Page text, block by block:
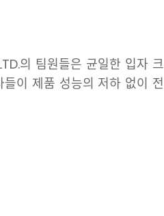
의 팀원들은 균일한 입자 크
이 제품 성능의 저하 없이 전